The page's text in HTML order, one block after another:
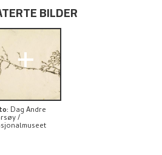
BILDER
+
: Dag Andre
/